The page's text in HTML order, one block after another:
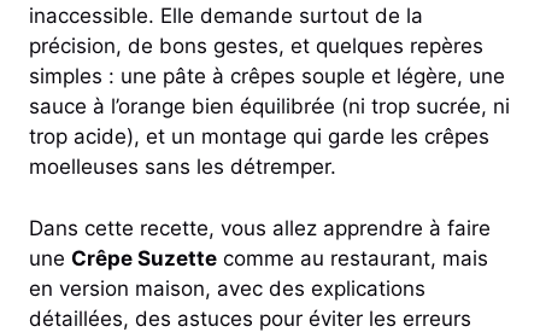
inaccessible. Elle demande surtout de la
précision, de bons gestes, et quelques repères
simples : une pâte à crêpes souple et légère, une
sauce à l’orange bien équilibrée (ni trop sucrée, ni
trop acide), et un montage qui garde les crêpes
moelleuses sans les détremper.
Dans cette recette, vous allez apprendre à faire
une Crêpe Suzette comme au restaurant, mais
en version maison, avec des explications
détaillées, des astuces pour éviter les erreurs